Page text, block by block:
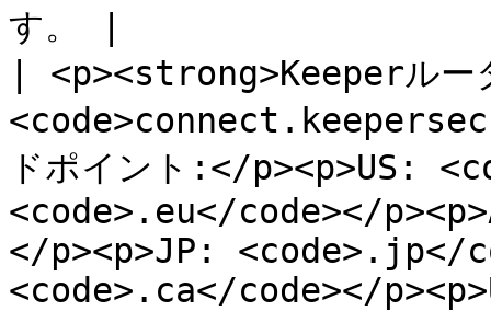
す。 |
| <p><strong>Keeperル
ドポイント:</p><p>US:
<code>.eu</code></
</p><p>JP: <code>.jp</
<code>.ca</code></